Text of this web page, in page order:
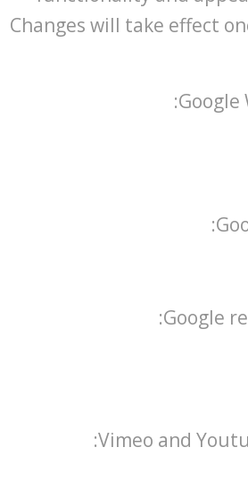
Changes will take effect
Google
Google
Vimeo and